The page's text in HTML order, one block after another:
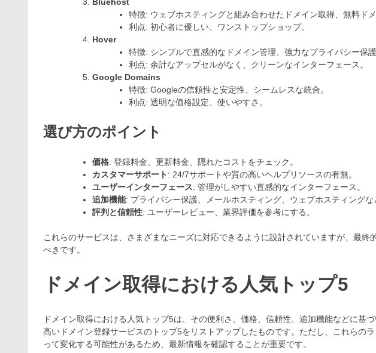
Bluehost
特徴: ウェブホスティングと組み合わせたドメイン取得、無料ド
利点: 初心者に優しい、ワンストップショップ。
Hover
特徴: シンプルで直感的なドメイン管理、強力なプライバシー保護
利点: 余計なアップセルがなく、クリーンなインターフェース。
Google Domains
特徴: Googleの信頼性と安定性、シームレスな統合。
利点: 透明な価格設定、使いやすさ。
選び方のポイント
価格: 登録料金、更新料金、隠れたコストをチェック。
カスタマーサポート : 24/7サポートや質の高いヘルプリソースの有無。
ユーザーインターフェース: 管理がしやすい直感的なインターフェース。
追加機能: プライバシー保護、メールホスティング、ウェブホスティングな
評判と信頼性: ユーザーレビュー、業界評価を参考にする。
これらのサービスは、さまざまなニーズに対応できるように設計されていますが、最終
べきです。
ドメイン取得における人気トップ5
ドメイン取得における人気トップ5は、その便利さ、価格、信頼性、追加機能などに基
高いドメイン登録サービスのトップ5をリストアップしたものです。ただし、これらの
って変化する可能性があるため、最新情報を確認することが重要です。